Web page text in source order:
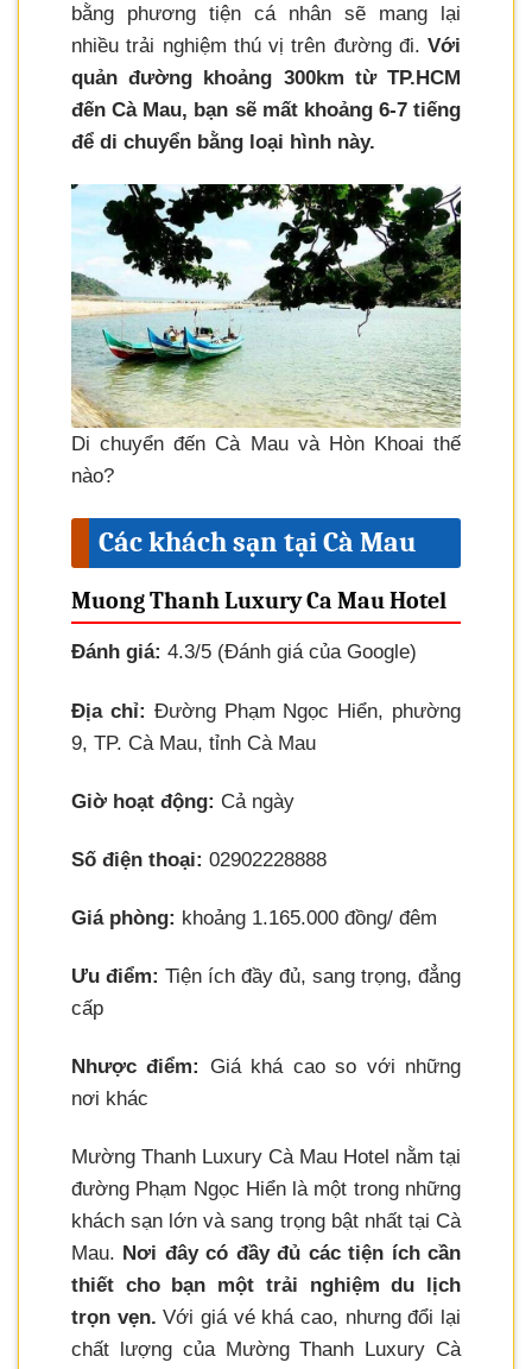
bằng phương tiện cá nhân sẽ mang lại
nhiều trải nghiệm thú vị trên đường đi. Với
quản đường khoảng 300km từ TP.HCM
đến Cà Mau, bạn sẽ mất khoảng 6-7 tiếng
để di chuyển bằng loại hình này.
Di chuyển đến Cà Mau và Hòn Khoai thế
nào?
Các khách sạn tại Cà Mau
Muong Thanh Luxury Ca Mau Hotel
Đánh giá: 4.3/5 (Đánh giá của Google)
Địa chỉ: Đường Phạm Ngọc Hiển, phường
9, TP. Cà Mau, tỉnh Cà Mau
Giờ hoạt động: Cả ngày
Số điện thoại: 02902228888
Giá phòng: khoảng 1.165.000 đồng/ đêm
Ưu điểm: Tiện ích đầy đủ, sang trọng, đẳng
cấp
Nhược điểm:
Giá khá cao so với những
nơi khác
Mường Thanh Luxury Cà Mau Hotel nằm tại
đường Phạm Ngọc Hiển là một trong những
khách sạn lớn và sang trọng bật nhất tại Cà
Mau. Nơi đây có đầy đủ các tiện ích cần
thiết cho bạn một trải nghiệm du lịch
trọn vẹn. Với giá vé khá cao, nhưng đổi lại
chất lượng của Mường Thanh Luxury Cà